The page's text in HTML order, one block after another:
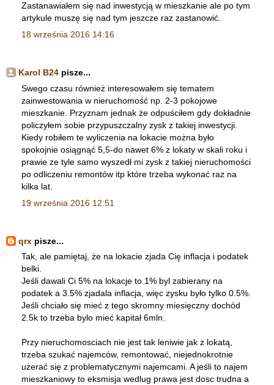
Zastanawiałem się nad inwestycją w mieszkanie ale po tym
artykule muszę się nad tym jeszcze raz zastanowić.
18 września 2016 14:16
Karol B24 pisze...
Swego czasu również interesowałem się tematem
zainwestowania w nieruchomość np. 2-3 pokojowe
mieszkanie. Przyznam jednak że odpuściłem gdy dokładnie
policzyłem sobie przypuszczalny zysk z takiej inwestycji.
Kiedy robiłem te wyliczenia na lokacie można było
spokojnie osiągnąć 5,5-do nawet 6% z lokaty w skali roku i
prawie ze tyle samo wyszedł mi zysk z takiej nieruchomości
po odliczeniu remontów itp które trzeba wykonać raz na
kilka lat.
19 września 2016 12:51
qrx pisze...
Tak, ale pamiętaj, że na lokacie zjada Cię inflacja i podatek
belki.
Jeśli dawali Ci 5% na lokacje to 1% byl zabierany na
podatek a 3.5% zjadala inflacja, więc zysku było tylko 0.5%.
Jeśli chciało się mieć z tego skromny miesięczny dochód
2.5k to trzeba bylo mieć kapitał 6mln.
Przy nieruchomosciach nie jest tak leniwie jak z lokatą,
trzeba szukać najemców, remontować, niejednokrotnie
użerać się z problematycznymi najemcami. A jeśli to najem
mieszkaniowy to eksmisja wedlug prawa jest dosc trudna a